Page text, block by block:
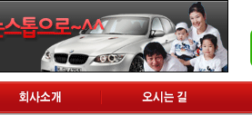
고객센터 관리자 | 즐겨찾기에 추가